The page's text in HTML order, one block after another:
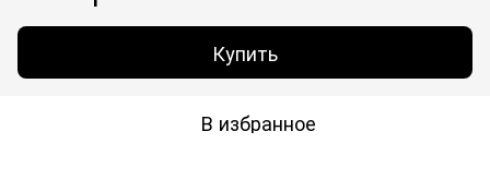
Купить
В избранное